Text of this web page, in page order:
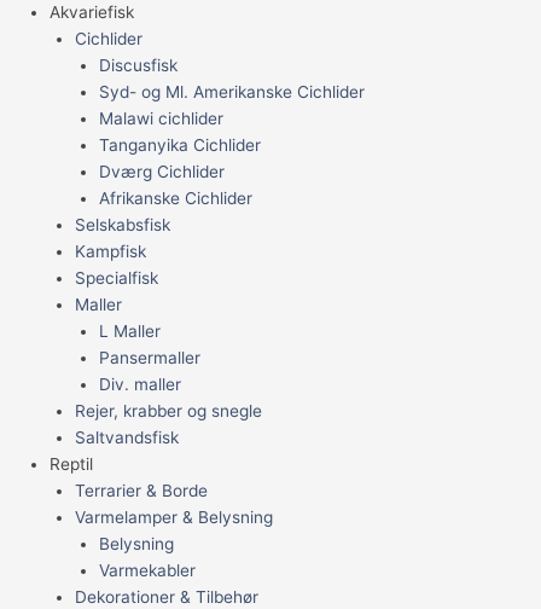
Akvariefisk
Cichlider
Discusfisk
Syd- og Ml. Amerikanske Cichlider
Malawi cichlider
Tanganyika Cichlider
Dværg Cichlider
Afrikanske Cichlider
Selskabsfisk
Kampfisk
Specialfisk
Maller
L Maller
Pansermaller
Div. maller
Rejer, krabber og snegle
Saltvandsfisk
Reptil
Terrarier & Borde
Varmelamper & Belysning
Belysning
Varmekabler
Dekorationer & Tilbehør